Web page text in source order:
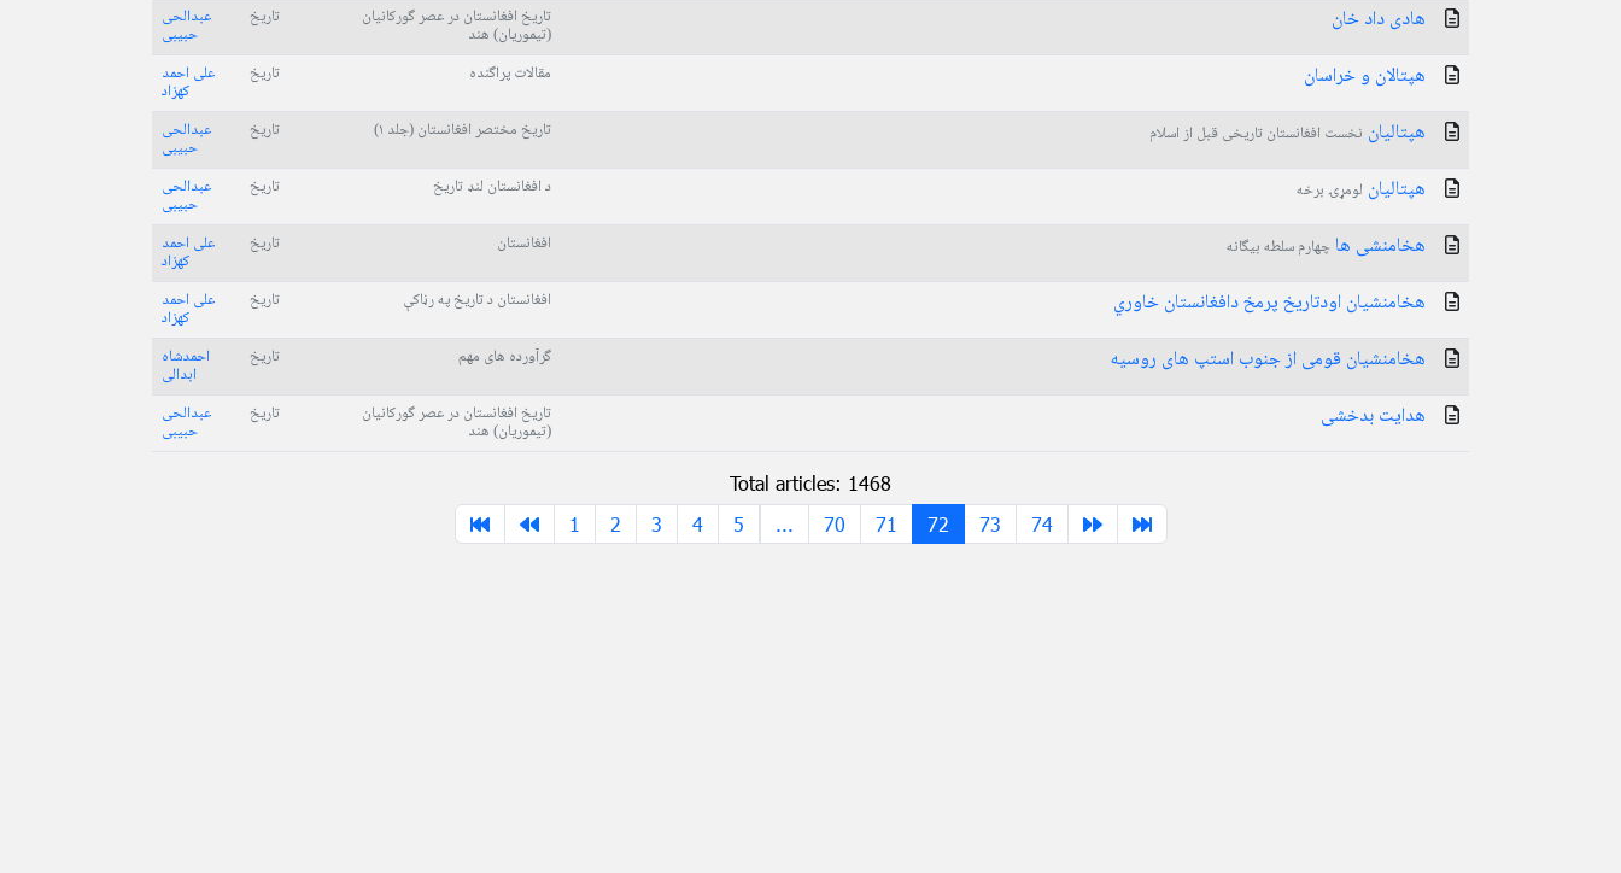
هادی داد خان تاریخ افغانستان در عصر گورکانیان
(تیموریان) هند
تاریخ عبدالحی
حبیبی
هپتالان و خراسان مقالات پراگنده تاریخ علی احمد
کهزاد
هپتالیان نخست افغانستان تاریخی قبل از اسلام تاریخ مختصر افغانستان (جلد ۱) تاریخ عبدالحی
حبیبی
هپتالیان لومړۍ برخه د افغانستان لنډ تاریخ تاریخ عبدالحی
حبیبی
هخامنشی ها چهارم سلطه بیگانه افغانستان تاریخ علی احمد
کهزاد
هخامنشیان اودتاریخ پرمخ دافغانستان خاوري افغانستان د تاریخ په رڼاکې تاریخ علی احمد
کهزاد
هخامنشیان قومی از جنوب استپ های روسیه گرآورده های مهم تاریخ احمدشاه
ابدالی
هدایت بدخشی تاریخ افغانستان در عصر گورکانیان
(تیموریان) هند
تاریخ عبدالحی
حبیبی
Total articles: 1468
1
2 3 4 5 ... 70 71 72 73 74